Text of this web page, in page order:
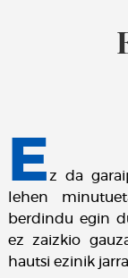
Ez da
lehen
berdindu egin
ez zaizkio
hautsi ezinik